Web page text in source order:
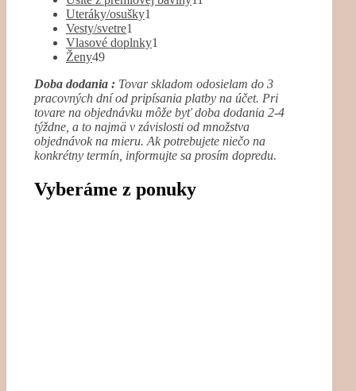
Uteráky/osušky1
Vesty/svetre1
produkt
Vlasové doplnky1
Ženy4949
Doba dodania : Tovar skladom odosielam do 3
pracovných dní od pripísania platby na účet. Pri
tovare na objednávku môže byť doba dodania 2-4
týždne, a to najmä v závislosti od množstva
objednávok na mieru. Ak potrebujete niečo na
konkrétny termín, informujte sa prosím dopredu.
Vyberáme z ponuky